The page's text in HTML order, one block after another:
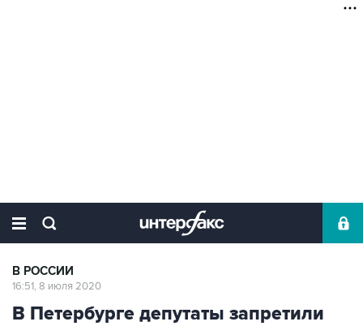
В РОССИИ
16:51, 8 июля 2020
В Петербурге депутаты запретили